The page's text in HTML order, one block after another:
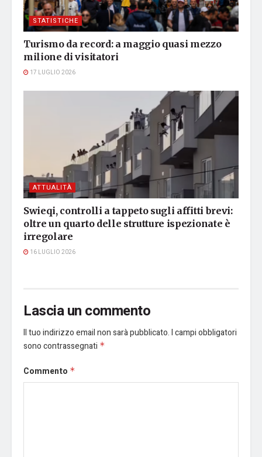
STATISTICHE
Turismo da record: a maggio quasi mezzo
milione di visitatori
17 LUGLIO 2026
ATTUALITÀ
Swieqi, controlli a tappeto sugli affitti brevi:
oltre un quarto delle strutture ispezionate è
irregolare
16 LUGLIO 2026
Lascia un commento
Il tuo indirizzo email non sarà pubblicato.I campi obbligatori
sono contrassegnati *
Commento *